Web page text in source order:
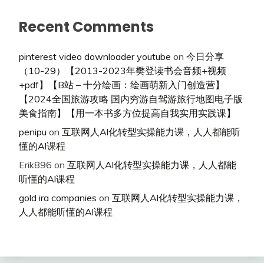
Recent Comments
pinterest video downloader youtube on 今日分享
（10-29）【2013-2023年樊登读书会音频+视频
+pdf】【B站 – 十分绘画：绘画萌新入门创造营】
【2024全国旅游攻略 国内穷游自驾游旅行地图电子版
美食指南】【用一本书多方位提高自我实用实践课】
penipu on 互联网人Al化转型实操能力课，人人都能听
懂的Al课程
Erik896 on 互联网人Al化转型实操能力课，人人都能
听懂的Al课程
gold ira companies on 互联网人Al化转型实操能力课，
人人都能听懂的Al课程